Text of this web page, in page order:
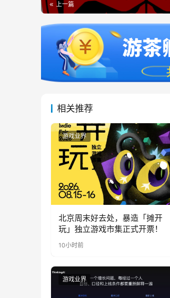
上一篇
相关推荐
游戏业界
北京周末好去处，暴造「摊开
玩」独立游戏市集正式开票！
10小时前
游戏业界